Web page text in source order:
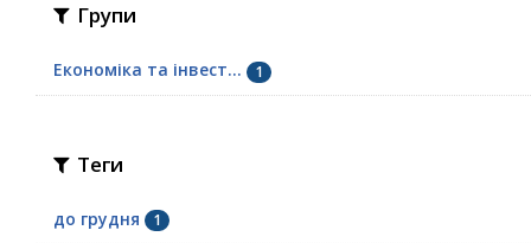
Групи
Економіка та інвест... 1
Теги
до грудня 1